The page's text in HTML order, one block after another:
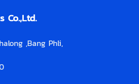
Co.,Ltd.
,Bang Phli,